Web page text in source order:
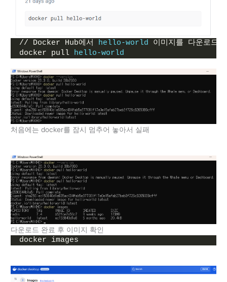
// Docker Hub에서 hello-world 이미지를 다운로드
docker pull hello-world
처음에는 docker를 잠시 멈추어 놓아서 실패
다운로드 완료 후 이미지 확인
docker images